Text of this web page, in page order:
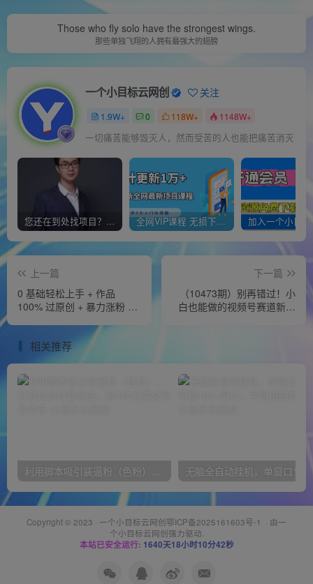
Those who fly solo have the strongest wings.
那些单独飞翔的人拥有最强大的翅膀
一个小目标云网创 关注
1.9W+ 0 118W+ 1148W+
一切痛苦能够毁灭人，然而受苦的人也能把痛苦消灭
您还在到处找项目？还在当韭菜？我靠经营“一个小目标网创商城”年入百W+，曾经我也负债累累! 全网VIP课程 无损下载~
上一篇
0 基础轻松上手 + 作品
100% 过原创 + 暴力涨粉 +
新“男粉”变现玩法
下一篇
（10473期）别再错过！小
白也能做的视频号赛道新风
相关推荐
利用脚本吸引装逼粉（色粉），打造知识付费系统，附388元美女写真项目
Copyright © 2023 · 一个小目标云网创鄂ICP备2025161603号-1 · 由一
个小目标云网创强力驱动.
本站已安全运行: 1640天18小时10分43秒